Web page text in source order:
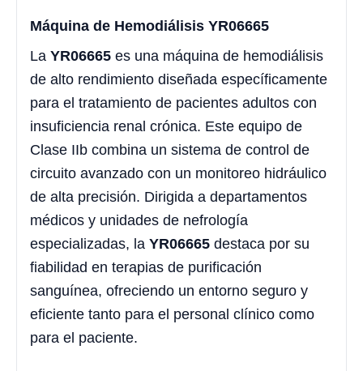
Máquina de Hemodiálisis YR06665
La YR06665 es una máquina de hemodiálisis
de alto rendimiento diseñada específicamente
para el tratamiento de pacientes adultos con
insuficiencia renal crónica. Este equipo de
Clase IIb combina un sistema de control de
circuito avanzado con un monitoreo hidráulico
de alta precisión. Dirigida a departamentos
médicos y unidades de nefrología
especializadas, la YR06665 destaca por su
fiabilidad en terapias de purificación
sanguínea, ofreciendo un entorno seguro y
eficiente tanto para el personal clínico como
para el paciente.